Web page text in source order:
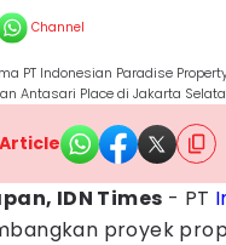
Channel
PT Indonesian Paradise
Antasari Place di Jakarta
IDN Times - PT
proyek